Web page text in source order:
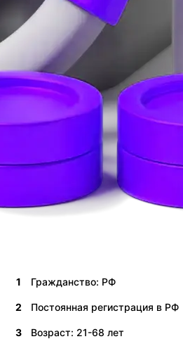
1 Гражданство: РФ
2 Постоянная регистрация в РФ
3 Возраст: 21-68 лет